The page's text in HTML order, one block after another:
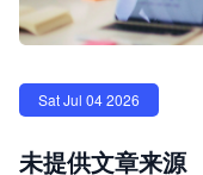
Sat Jul 04 2026
未提供文章来源